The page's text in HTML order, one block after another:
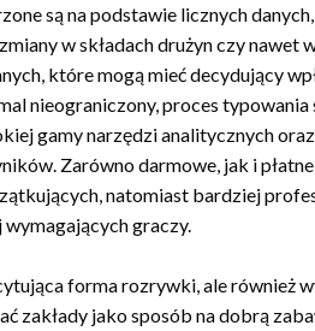
są na podstawie licznych
w składach drużyn czy
które mogą mieć decydujący
nieograniczony, proces typowania
gamy narzędzi analitycznych
Zarówno darmowe, jak i
natomiast bardziej
graczy.
forma rozrywki, ale również
zakłady jako sposób na dobrą